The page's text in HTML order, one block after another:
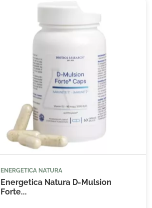
(4 avis)
ENERGETICA NATURA
Energetica Natura D-Mulsion
Forte...